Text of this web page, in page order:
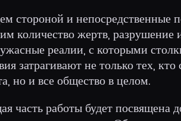
стороной и непосредственные
количество жертв,
реалии, с которыми
затрагивают не только тех,
но и все общество в целом.
часть работы будет посвящена